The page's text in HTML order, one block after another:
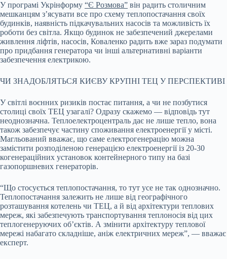
У програмі Укрінформу “Є Розмова” він радить столичним
мешканцям з’ясувати все про схему теплопостачання своїх
будинків, наявність підкачувальних насосів та можливість їх
роботи без світла. Якщо будинок не забезпечений джерелами
живлення ліфтів, насосів, Коваленко радить вже зараз подумати
про придбання генератора чи інші альтернативні варіанти
забезпечення електрикою.
ЧИ ЗНАДОБЛЯТЬСЯ КИЄВУ КРУПНІ ТЕЦ У ПЕРСПЕКТИВІ
У світлі воєнних ризиків постає питання, а чи не позбутися
столиці своїх ТЕЦ узагалі? Одразу скажемо — відповідь тут
неоднозначна. Теплоелектроцентраль дає не лише тепло, вона
також забезпечує частину споживання електроенергії у місті.
Магльований вважає, що саме електрогенерацію можна
замістити розподіленою генерацією електроенергії із 20-30
когенераційних установок контейнерного типу на базі
газопоршневих генераторів.
“Що стосується теплопостачання, то тут усе не так однозначно.
Теплопостачання залежить не лише від географічного
розташування котелень чи ТЕЦ, а й від архітектури теплових
мереж, які забезпечують транспортування теплоносія від цих
теплогенеруючих об’єктів. А змінити архітектуру теплової
мережі набагато складніше, аніж електричних мереж”, — вважає
експерт.